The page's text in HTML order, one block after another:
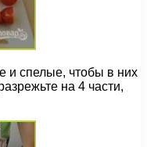
и спелые, чтобы в них
на 4 части,